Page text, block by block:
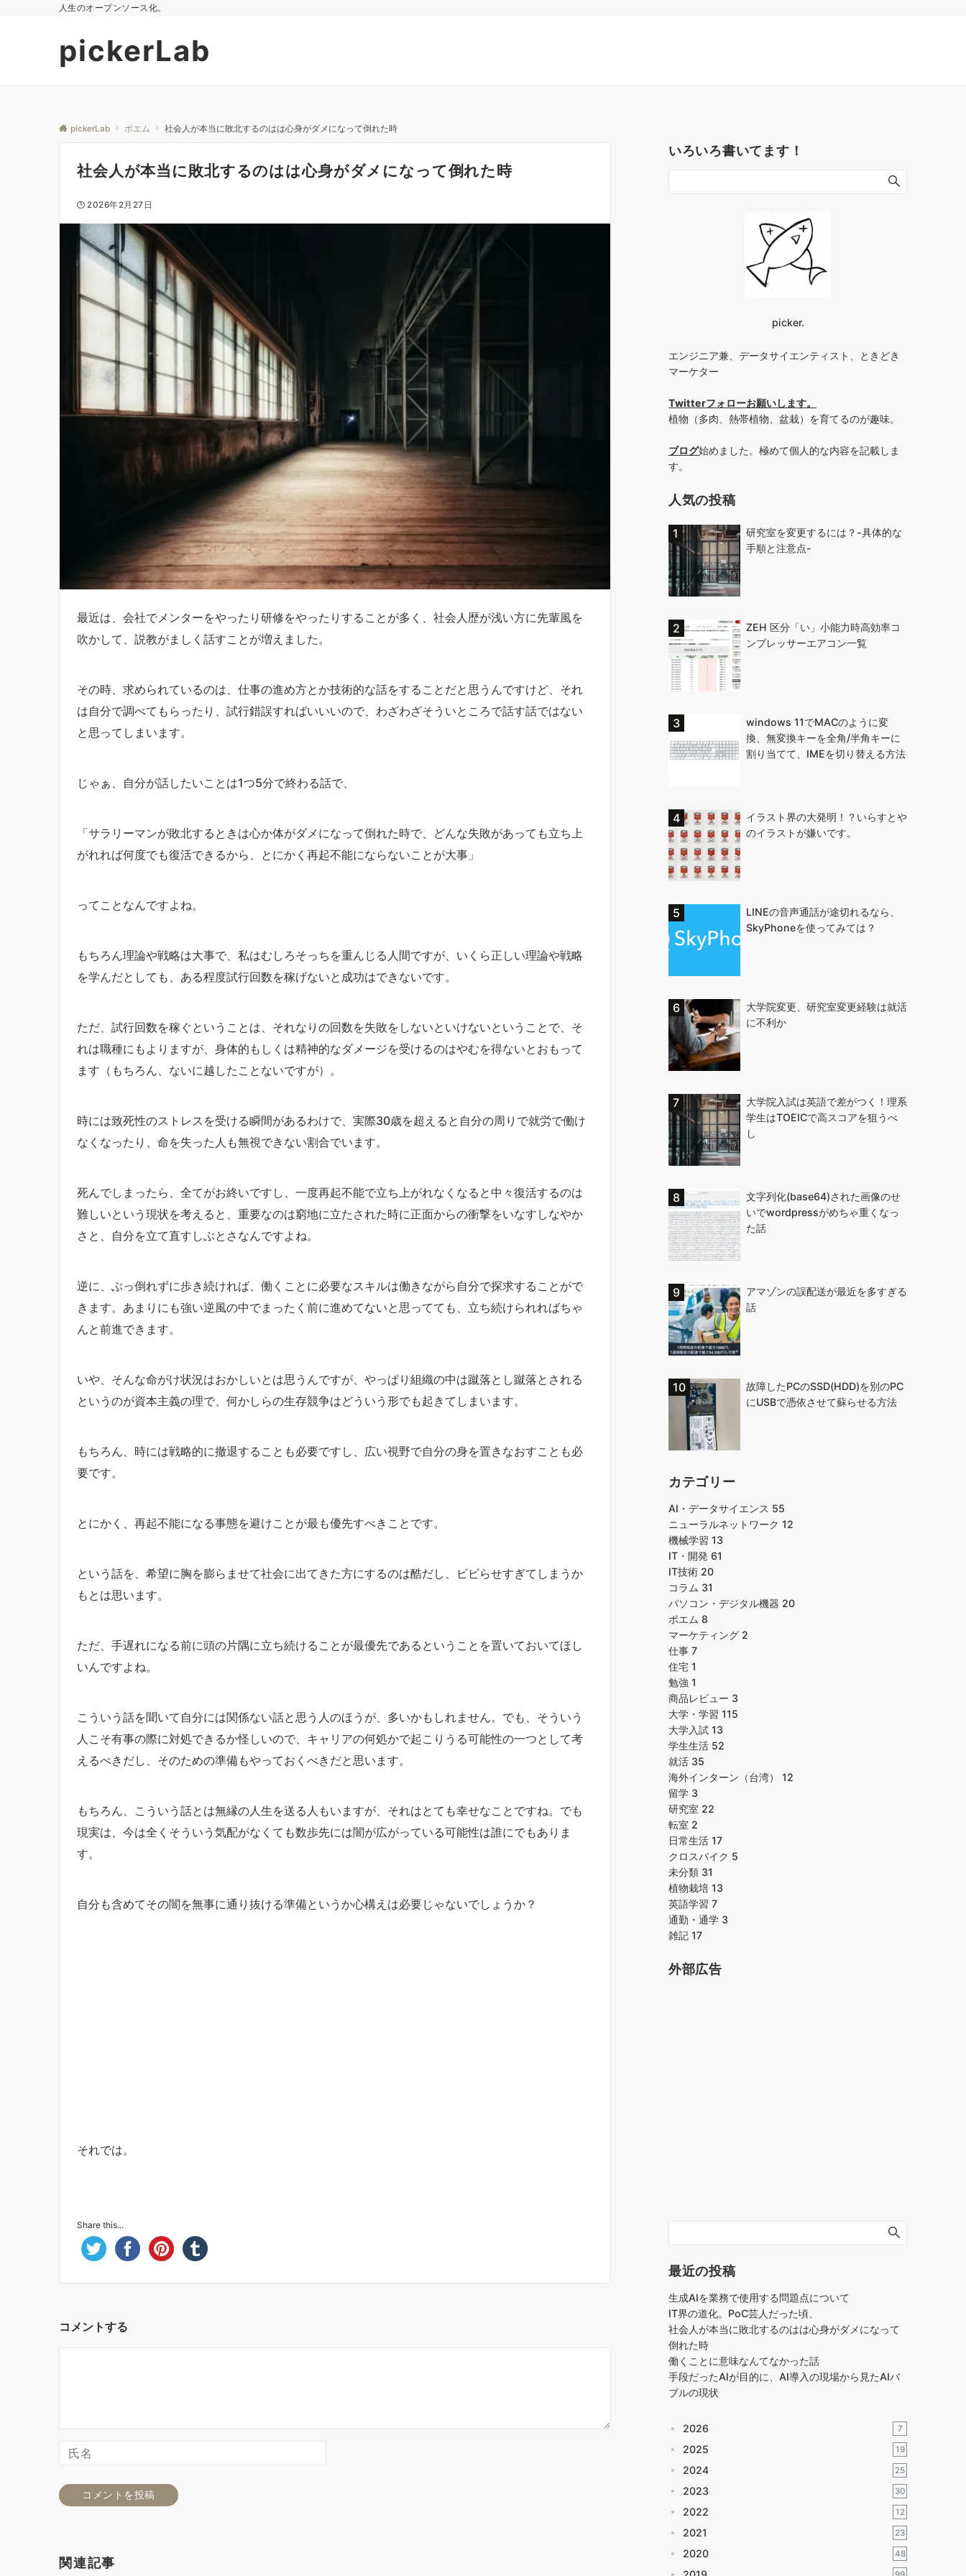
人生のオープンソース化。
pickerLab
pickerLab ポエム 社会人が本当に敗北するのはは心身がダメになって倒れた時
社会人が本当に敗北するのはは心身がダメになって倒れた時
2026年2月27日
最近は、会社でメンターをやったり研修をやったりすることが多く、社会人歴が浅い方に先輩風を
吹かして、説教がましく話すことが増えました。
その時、求められているのは、仕事の進め方とか技術的な話をすることだと思うんですけど、それ
は自分で調べてもらったり、試行錯誤すればいいいので、わざわざそういところで話す話ではない
と思ってしまいます。
じゃぁ、自分が話したいことは1つ5分で終わる話で、
「サラリーマンが敗北するときは心か体がダメになって倒れた時で、どんな失敗があっても立ち上
がれれば何度でも復活できるから、とにかく再起不能にならないことが大事」
ってことなんですよね。
もちろん理論や戦略は大事で、私はむしろそっちを重んじる人間ですが、いくら正しい理論や戦略
を学んだとしても、ある程度試行回数を稼げないと成功はできないです。
ただ、試行回数を稼ぐということは、それなりの回数を失敗をしないといけないということで、そ
れは職種にもよりますが、身体的もしくは精神的なダメージを受けるのはやむを得ないとおもって
ます（もちろん、ないに越したことないですが）。
時には致死性のストレスを受ける瞬間があるわけで、実際30歳を超えると自分の周りで就労で働け
なくなったり、命を失った人も無視できない割合でいます。
死んでしまったら、全てがお終いですし、一度再起不能で立ち上がれなくなると中々復活するのは
難しいという現状を考えると、重要なのは窮地に立たされた時に正面からの衝撃をいなすしなやか
さと、自分を立て直すしぶとさなんですよね。
逆に、ぶっ倒れずに歩き続ければ、働くことに必要なスキルは働きながら自分で探求することがで
きます。あまりにも強い逆風の中でまったく前に進めてないと思ってても、立ち続けられればちゃ
んと前進できます。
いや、そんな命がけ状況はおかしいとは思うんですが、やっぱり組織の中は蹴落とし蹴落とされる
というのが資本主義の理で、何かしらの生存競争はどういう形でも起きてしまいます。
もちろん、時には戦略的に撤退することも必要ですし、広い視野で自分の身を置きなおすことも必
要です。
とにかく、再起不能になる事態を避けことが最も優先すべきことです。
という話を、希望に胸を膨らませて社会に出てきた方にするのは酷だし、ビビらせすぎてしまうか
もとは思います。
ただ、手遅れになる前に頭の片隅に立ち続けることが最優先であるということを置いておいてほし
いんですよね。
こういう話を聞いて自分には関係ない話と思う人のほうが、多いかもしれません。でも、そういう
人こそ有事の際に対処できるか怪しいので、キャリアの何処かで起こりうる可能性の一つとして考
えるべきだし、そのための準備もやっておくべきだと思います。
もちろん、こういう話とは無縁の人生を送る人もいますが、それはとても幸せなことですね。でも
現実は、今は全くそういう気配がなくても数歩先には闇が広がっている可能性は誰にでもありま
す。
自分も含めてその闇を無事に通り抜ける準備というか心構えは必要じゃないでしょうか？
それでは。
Share this...
コメントする
関連記事
いろいろ書いてます！
picker.
エンジニア兼、データサイエンティスト、ときどき
マーケター
Twitterフォローお願いします。
植物（多肉、熱帯植物、盆栽）を育てるのが趣味。
ブログ始めました。極めて個人的な内容を記載しま
す。
人気の投稿
研究室を変更するには？-具体的な
手順と注意点-
ZEH 区分「い」小能力時高効率コ
ンプレッサーエアコン一覧
windows 11でMACのように変
換、無変換キーを全角/半角キーに
割り当てて、IMEを切り替える方法
イラスト界の大発明！？いらすとや
のイラストが嫌いです。
LINEの音声通話が途切れるなら、
SkyPhoneを使ってみては？
大学院変更、研究室変更経験は就活
に不利か
大学院入試は英語で差がつく！理系
学生はTOEICで高スコアを狙うべ
し
文字列化(base64)された画像のせ
いでwordpressがめちゃ重くなっ
た話
アマゾンの誤配送が最近を多すぎる
話
故障したPCのSSD(HDD)を別のPC
にUSBで憑依させて蘇らせる方法
カテゴリー
AI・データサイエンス 55
ニューラルネットワーク 12
機械学習 13
IT・開発 61
IT技術 20
コラム 31
パソコン・デジタル機器 20
ポエム 8
マーケティング 2
仕事 7
住宅 1
勉強 1
商品レビュー 3
大学・学習 115
大学入試 13
学生生活 52
就活 35
海外インターン（台湾） 12
留学 3
研究室 22
転室 2
日常生活 17
クロスバイク 5
未分類 31
植物栽培 13
英語学習 7
通勤・通学 3
雑記 17
外部広告
最近の投稿
生成AIを業務で使用する問題点について
IT界の道化。PoC芸人だった頃、
社会人が本当に敗北するのはは心身がダメになって
倒れた時
働くことに意味なんてなかった話
手段だったAIが目的に、AI導入の現場から見たAIバ
ブルの現状
2026 7
2025 19
2024 25
2023 30
2022 12
2021 23
2020 48